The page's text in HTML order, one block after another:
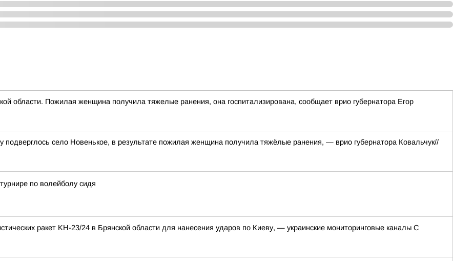
области. Пожилая женщина получила тяжелые ранения, она госпитализирована, сообщает врио губернатора Егор
подверглось село Новенькое, в результате пожилая женщина получила тяжёлые ранения, — врио губернатора Ковальчук//
по волейболу сидя
ракет KН-23/24 в Брянской области для нанесения ударов по Киеву, — украинские мониторинговые каналы С